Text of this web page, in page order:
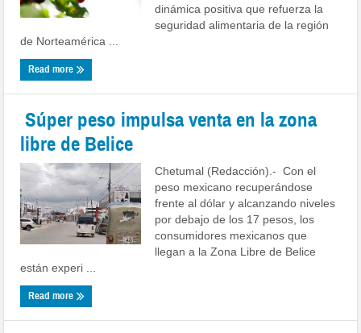
dinámica positiva que refuerza la
seguridad alimentaria de la región
de Norteamérica ...
Read more
Súper peso impulsa venta en la zona
libre de Belice
Chetumal (Redacción).- Con el
peso mexicano recuperándose
frente al dólar y alcanzando niveles
por debajo de los 17 pesos, los
consumidores mexicanos que
llegan a la Zona Libre de Belice
están experi ...
Read more